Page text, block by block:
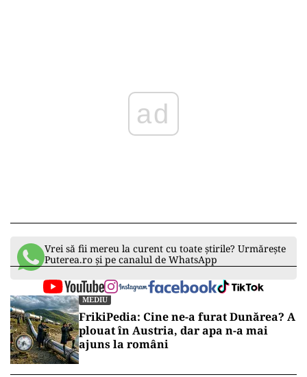
ad
Vrei să fii mereu la curent cu toate știrile? Urmărește
Puterea.ro și pe canalul de WhatsApp
MEDIU
FrikiPedia: Cine ne-a furat Dunărea? A
plouat în Austria, dar apa n-a mai
ajuns la români